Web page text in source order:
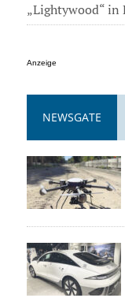
„Lightywood“ in
Anzeige
NEWSGATE